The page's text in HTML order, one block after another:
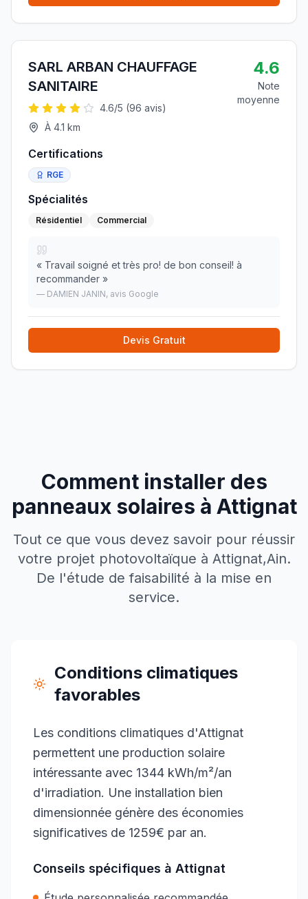
SARL ARBAN CHAUFFAGE
SANITAIRE
4.6/5 (96 avis)
À 4.1 km
4.6
Note
moyenne
Certifications
RGE
Spécialités
Résidentiel Commercial
« Travail soigné et très pro! de bon conseil! à
recommander »
— DAMIEN JANIN, avis Google
Devis Gratuit
Comment installer des
panneaux solaires à Attignat
Tout ce que vous devez savoir pour réussir
votre projet photovoltaïque à Attignat,Ain.
De l'étude de faisabilité à la mise en
service.
Conditions climatiques
favorables
Les conditions climatiques d'Attignat
permettent une production solaire
intéressante avec 1344 kWh/m²/an
d'irradiation. Une installation bien
dimensionnée génère des économies
significatives de 1259€ par an.
Conseils spécifiques à Attignat